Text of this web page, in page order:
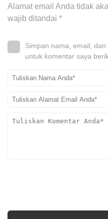
Alamat email Anda tidak
wajib ditandai *
Simpan nama, email,
untuk komentar saya